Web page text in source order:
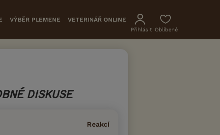
VÝBĚR PLEMENE VETERINÁŘ ONLINE
Přihlásit Oblíbené
DISKUSE
Reakcí